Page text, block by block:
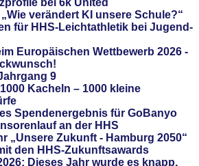
bei 6k United
verändert KI unsere Schule?“
für HHS-Leichtathletik bei Jugend-
Europäischen Wettbewerb 2026 -
9
Kacheln – 1000 kleine
Spendenergebnis für GoBanyo
an der HHS
„Unsere Zukunft - Hamburg 2050“
den HHS-Zukunftsawards
Dieses Jahr wurde es knapp,